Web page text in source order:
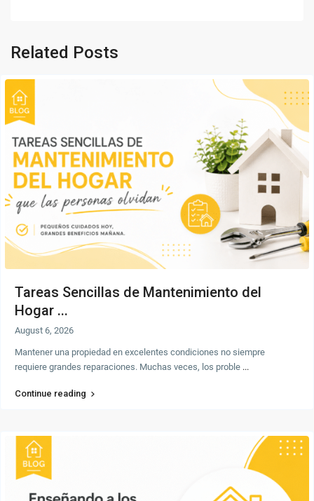
Related Posts
Tareas Sencillas de Mantenimiento del
Hogar ...
August 6, 2026
Mantener una propiedad en excelentes condiciones no siempre
requiere grandes reparaciones. Muchas veces, los proble ...
Continue reading